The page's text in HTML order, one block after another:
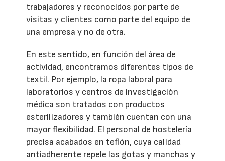
trabajadores y reconocidos por parte de
visitas y clientes como parte del equipo de
una empresa y no de otra.
En este sentido, en función del área de
actividad, encontramos diferentes tipos de
textil. Por ejemplo, la ropa laboral para
laboratorios y centros de investigación
médica son tratados con productos
esterilizadores y también cuentan con una
mayor flexibilidad. El personal de hostelería
precisa acabados en teflón, cuya calidad
antiadherente repele las gotas y manchas y